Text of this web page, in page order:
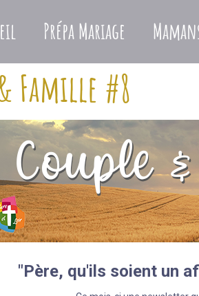
Prépa Mariage
Famille #8